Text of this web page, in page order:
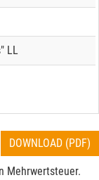
LL
DOWNLOAD (PDF)
Mehrwertsteuer.